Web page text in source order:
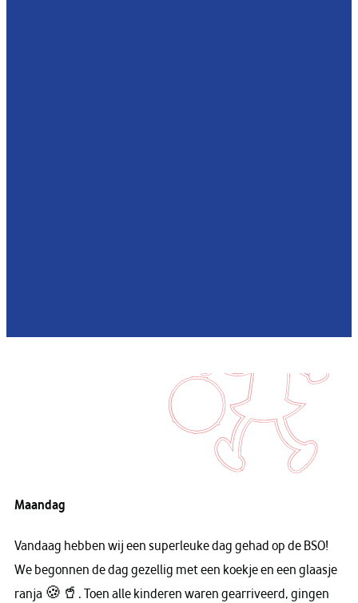
Maandag
Vandaag hebben wij een superleuke dag gehad op de BSO!
We begonnen de dag gezellig met een koekje en een glaasje
ranja 🍪🥤. Toen alle kinderen waren gearriveerd, gingen